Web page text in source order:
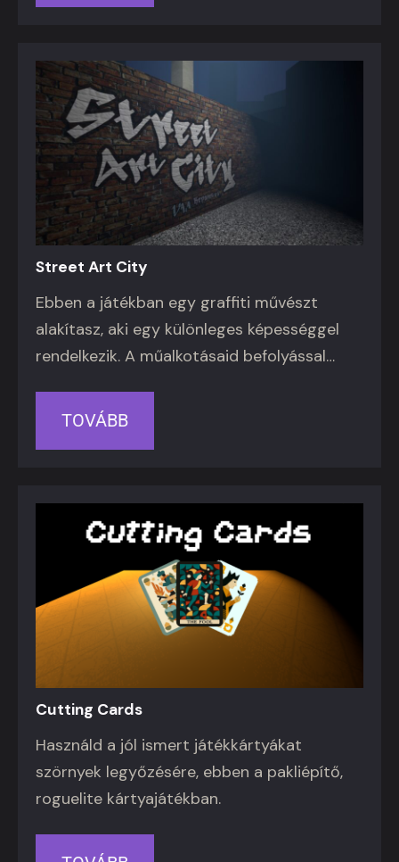
Street Art City
Ebben a játékban egy graffiti művészt
alakítasz, aki egy különleges képességgel
rendelkezik. A műalkotásaid befolyással…
TOVÁBB
Cutting Cards
Használd a jól ismert játékkártyákat
szörnyek legyőzésére, ebben a pakliépítő,
roguelite kártyajátékban.